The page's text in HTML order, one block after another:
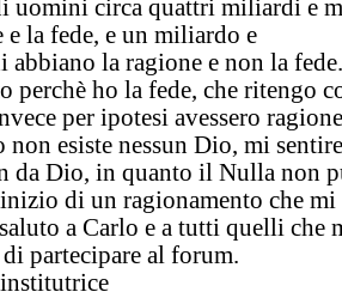
uomini circa quattri miliardi e
la fede, e un miliardo e
abbiano la ragione e non la
perchè ho la fede, che ritengo
per ipotesi avessero
non esiste nessun Dio, mi
da Dio, in quanto il Nulla non
di un ragionamento che
a Carlo e a tutti quelli che
partecipare al forum.